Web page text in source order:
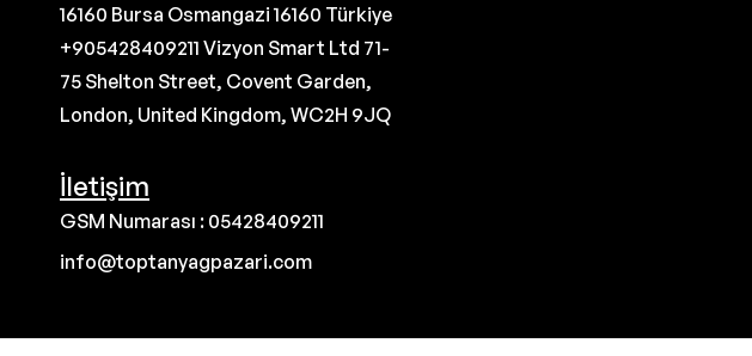
16160 Bursa Osmangazi 16160 Türkiye
+905428409211 Vizyon Smart Ltd 71-
75 Shelton Street, Covent Garden,
London, United Kingdom, WC2H 9JQ
İletişim
GSM Numarası : 05428409211
info@toptanyagpazari.com